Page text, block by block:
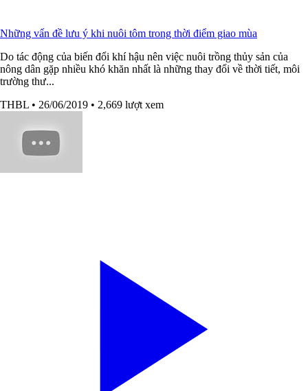
Những vấn đề lưu ý khi nuôi tôm trong thời điểm giao mùa
Do tác động của biến đổi khí hậu nên việc nuôi trồng thủy sản của
nông dân gặp nhiều khó khăn nhất là những thay đổi về thời tiết, môi
trường thư...
THBL • 26/06/2019 • 2,669 lượt xem